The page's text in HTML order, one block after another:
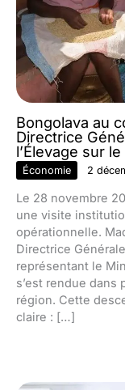
Bongolava au
Directrice
l’Élevage sur
Économie 2
Le 28 novembre
une visite
opérationnelle.
Directrice
représentant le
s’est rendue
région. Cette
claire : […]